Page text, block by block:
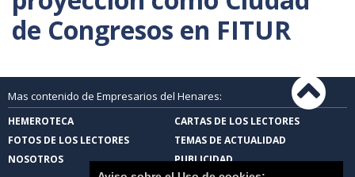
de Congresos en FITUR
Mas contenido de Empresarios del Henares:
HEMEROTECA
CARTAS DE LOS LECTORES
FOTOS DE LOS LECTORES
TEMAS DE ACTUALIDAD
NOSOTROS
PUBLICIDAD